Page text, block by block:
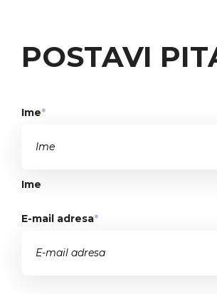
POSTAVI
Ime*
Ime
E-mail adresa*